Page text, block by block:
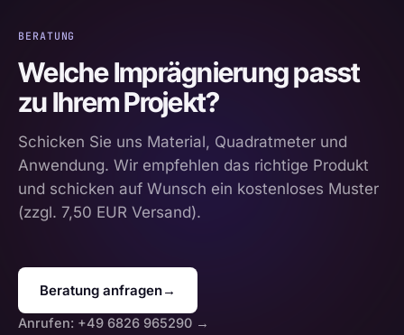
BERATUNG
Welche Imprägnierung passt
zu Ihrem Projekt?
Schicken Sie uns Material, Quadratmeter und
Anwendung. Wir empfehlen das richtige Produkt
und schicken auf Wunsch ein kostenloses Muster
(zzgl. 7,50 EUR Versand).
Beratung anfragen→
Anrufen: +49 6826 965290 →